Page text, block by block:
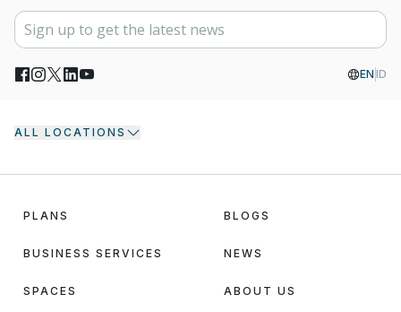
EN ID
ALL LOCATIONS
PLANS
BUSINESS SERVICES
SPACES
BLOGS
NEWS
ABOUT US